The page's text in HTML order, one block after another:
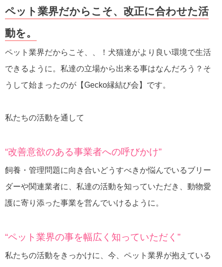
ペット業界だからこそ、改正に合わせた活
動を。
ペット業界だからこそ、、！犬猫達がより良い環境で生活
できるように。私達の立場から出来る事はなんだろう？そ
うして始まったのが【Gecko縁結び会】です。
私たちの活動を通して
“改善意欲のある事業者への呼びかけ”
飼養・管理問題に向き合いどうすべきか悩んでいるブリー
ダーや関連業者に、私達の活動を知っていただき、動物愛
護に寄り添った事業を営んでいけるように。
“ペット業界の事を幅広く知っていただく”
私たちの活動をきっかけに、今、ペット業界が抱えている